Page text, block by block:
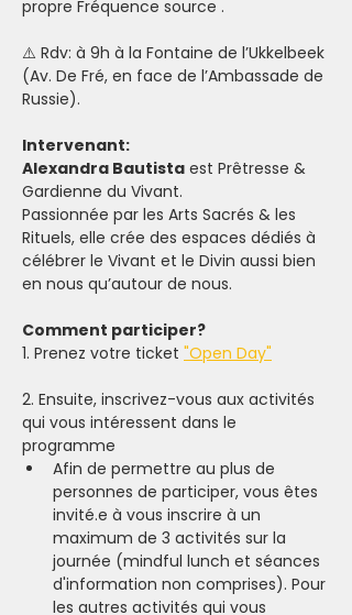
propre Fréquence source .
⚠️ Rdv: à 9h à la Fontaine de l’Ukkelbeek
(Av. De Fré, en face de l’Ambassade de
Russie).
Intervenant:
Alexandra Bautista est Prêtresse &
Gardienne du Vivant.
Passionnée par les Arts Sacrés & les
Rituels, elle crée des espaces dédiés à
célébrer le Vivant et le Divin aussi bien
en nous qu’autour de nous.
Comment participer?
1. Prenez votre ticket "Open Day"
2. Ensuite, inscrivez-vous aux activités
qui vous intéressent dans le
programme
Afin de permettre au plus de
personnes de participer, vous êtes
invité.e à vous inscrire à un
maximum de 3 activités sur la
journée (mindful lunch et séances
d'information non comprises). Pour
les autres activités qui vous